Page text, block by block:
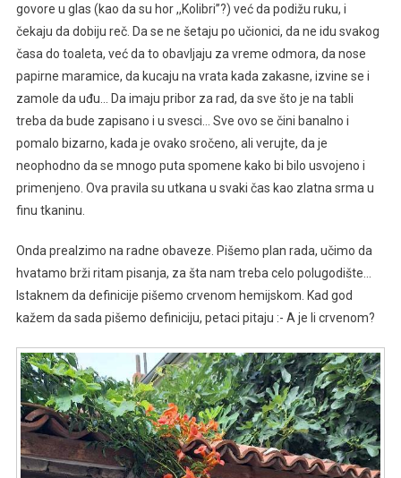
govore u glas (kao da su hor ,,Kolibri’’?) već da podižu ruku, i
čekaju da dobiju reč. Da se ne šetaju po učionici, da ne idu svakog
časa do toaleta, već da to obavljaju za vreme odmora, da nose
papirne maramice, da kucaju na vrata kada zakasne, izvine se i
zamole da uđu… Da imaju pribor za rad, da sve što je na tabli
treba da bude zapisano i u svesci… Sve ovo se čini banalno i
pomalo bizarno, kada je ovako sročeno, ali verujte, da je
neophodno da se mnogo puta spomene kako bi bilo usvojeno i
primenjeno. Ova pravila su utkana u svaki čas kao zlatna srma u
finu tkaninu.
Onda prealzimo na radne obaveze. Pišemo plan rada, učimo da
hvatamo brži ritam pisanja, za šta nam treba celo polugodište…
Istaknem da definicije pišemo crvenom hemijskom. Kad god
kažem da sada pišemo definiciju, petaci pitaju :- A je li crvenom?